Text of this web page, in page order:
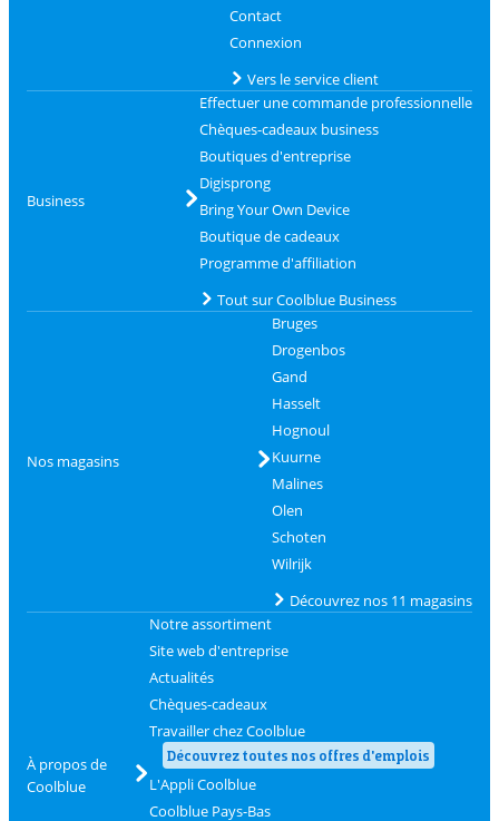
Contact
Connexion
Vers le service client
Business
Effectuer une commande professionnelle
Chèques-cadeaux business
Boutiques d'entreprise
Digisprong
Bring Your Own Device
Boutique de cadeaux
Programme d'affiliation
Tout sur Coolblue Business
Nos magasins
Bruges
Drogenbos
Gand
Hasselt
Hognoul
Kuurne
Malines
Olen
Schoten
Wilrijk
Découvrez nos 11 magasins
À propos de
Coolblue
Notre assortiment
Site web d'entreprise
Actualités
Chèques-cadeaux
Travailler chez Coolblue
Découvrez toutes nos offres d'emplois
L'Appli Coolblue
Coolblue Pays-Bas